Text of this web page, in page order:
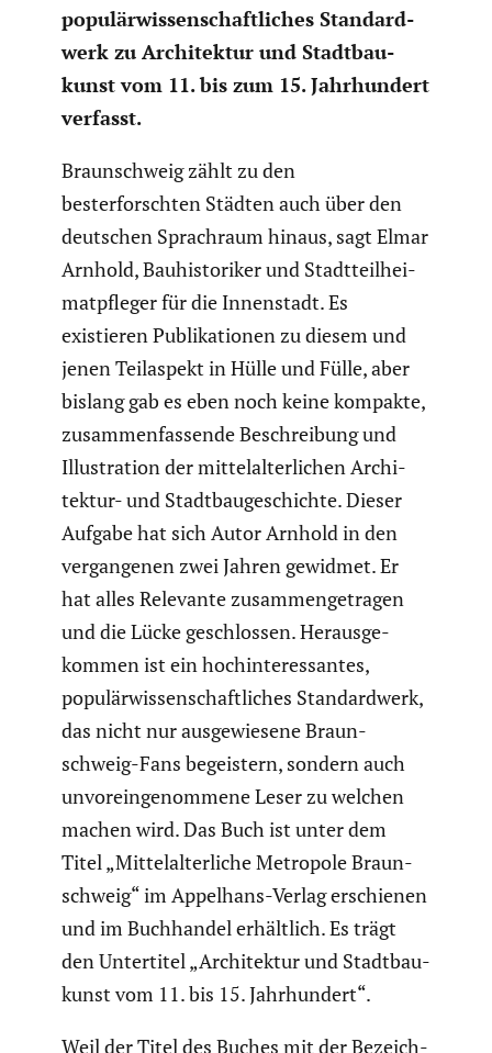
populär­wis­sen­schaft­li­ches Standard­
werk zu Archi­tektur und Stadt­bau­
kunst vom 11. bis zum 15. Jahrhun­dert
verfasst.
Braun­schweig zählt zu den
besterforschten Städten auch über den
deutschen Sprach­raum hinaus, sagt Elmar
Arnhold, Bauhis­to­riker und Stadt­teil­hei­
mat­pfleger für die Innen­stadt. Es
existieren Publi­ka­tionen zu diesem und
jenen Teilaspekt in Hülle und Fülle, aber
bislang gab es eben noch keine kompakte,
zusam­men­fas­sende Beschrei­bung und
Illus­tra­tion der mittel­al­ter­li­chen Archi­
tektur- und Stadt­bau­ge­schichte.Dieser
Aufgabe hat sich Autor Arnhold in den
vergan­genen zwei Jahren gewidmet. Er
hat alles Relevante zusam­men­ge­tragen
und die Lücke geschlossen. Heraus­ge­
kommen ist ein hochin­ter­es­santes,
populär­wis­sen­schaft­li­ches Standard­werk,
das nicht nur ausge­wie­sene Braun­
schweig-Fans begeis­tern, sondern auch
unvor­ein­ge­nom­mene Leser zu welchen
machen wird. Das Buch ist unter dem
Titel „Mittel­al­ter­liche Metropole Braun­
schweig“ im Appelhans-Verlag erschienen
und im Buchhandel erhält­lich. Es trägt
den Unter­titel „Archi­tektur und Stadt­bau­
kunst vom 11. bis 15. Jahrhun­dert“.
Weil der Titel des Buches mit der Bezeich­